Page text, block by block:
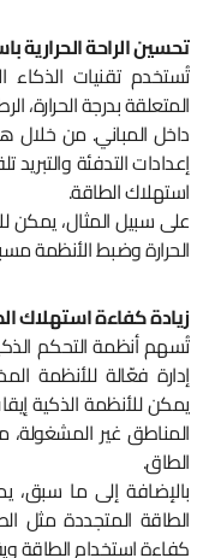
تحسين الراحة الحرارية
تُستخدم تقنيات الذكاء
المتعلقة بدرجة الحرارة،
داخل المباني. من خلال
إعدادات التدفئة والتبريد
استهلاك الطاقة.
على سبيل المثال، يمكن
الحرارة وضبط الأنظمة
زيادة كفاءة استهلاك
تُسهم أنظمة التحكم
إدارة فعّالة للأنظمة
يمكن للأنظمة الذكية
المناطق غير
الطاق.
بالإضافة إلى ما سبق،
الطاقة المتجددة مثل
كفاءة استخدام الطاقة